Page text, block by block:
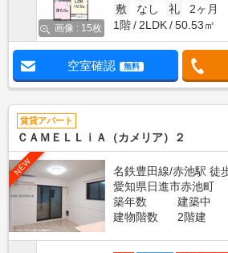
画像 : 15枚
敷
なし 礼
2ヶ月
1階
2LDK 50.53㎡
空室確認 無料
賃貸アパート
ＣＡＭＥＬＬｉＡ（カメリア）２
NEW
名鉄豊田線/赤池駅 徒
愛知県日進市赤池町
築年数
建築中
建物階数
2階建